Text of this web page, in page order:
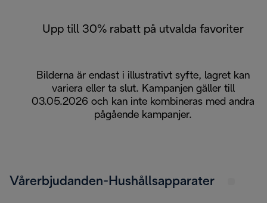
Upp till 30% rabatt på utvalda favoriter
Bilderna är endast i illustrativt syfte, lagret kan
variera eller ta slut. Kampanjen gäller till
03.05.2026 och kan inte kombineras med andra
pågående kampanjer.
Vårerbjudanden-Hushållsapparater